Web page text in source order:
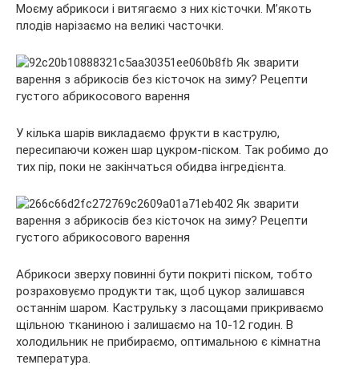
Моєму абрикоси і витягаємо з них кісточки. М’якоть
плодів нарізаємо на великі часточки.
У кілька шарів викладаємо фрукти в каструлю,
пересипаючи кожен шар цукром-піском. Так робимо до
тих пір, поки не закінчаться обидва інгредієнта.
Абрикоси зверху повинні бути покриті піском, тобто
розраховуємо продукти так, щоб цукор залишався
останнім шаром. Каструльку з ласощами прикриваємо
щільною тканиною і залишаємо на 10-12 годин. В
холодильник не прибираємо, оптимальною є кімнатна
температура.